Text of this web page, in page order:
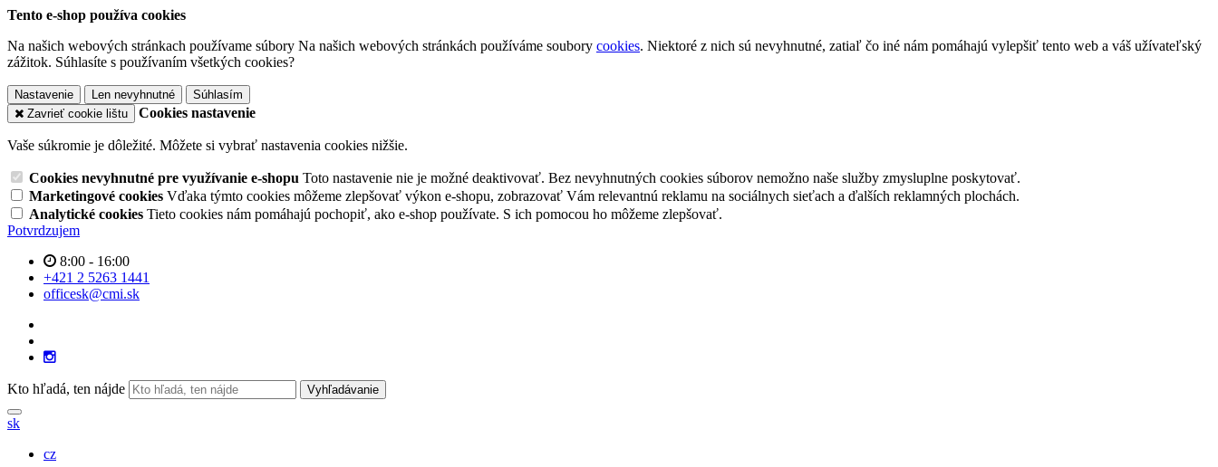
Tento e-shop používa cookies
Na našich webových stránkach používame súbory Na našich webových stránkách používáme soubory cookies. Niektoré z nich sú nevyhnutné, zatiaľ čo iné nám pomáhajú vylepšiť tento web a váš užívateľský
zážitok. Súhlasíte s používaním všetkých cookies?
Nastavenie Len nevyhnutné
Súhlasím
Zavrieť cookie lištu
Cookies nastavenie
Vaše súkromie je dôležité. Môžete si vybrať nastavenia cookies nižšie.
Cookies nevyhnutné pre využívanie e-shopu Toto nastavenie nie je možné deaktivovať. Bez nevyhnutných cookies súborov nemožno naše služby zmysluplne poskytovať.
Marketingové cookies Vďaka týmto cookies môžeme zlepšovať výkon e-shopu, zobrazovať Vám relevantnú reklamu na sociálnych sieťach a ďalších reklamných plochách.
Analytické cookies Tieto cookies nám pomáhajú pochopiť, ako e-shop používate. S ich pomocou ho môžeme zlepšovať.
Potvrdzujem
8:00 - 16:00
+421 2 5263 1441
officesk@cmi.sk
Kto hľadá, ten nájde Vyhľadávanie
sk
cz